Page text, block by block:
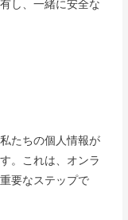
し、一緒に安全な
たちの個人情報が
。これは、オンラ
要なステップで